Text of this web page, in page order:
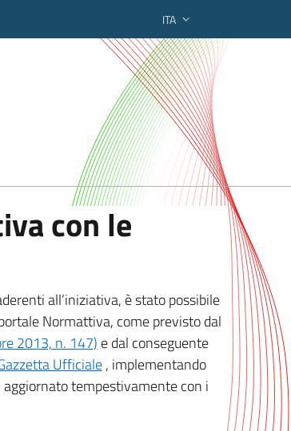
ITA
regionale
con le
all’iniziativa, è stato possibile
Normattiva, come previsto dal
2013, n. 147) e dal conseguente
Ufficiale, implementando
tempestivamente con i